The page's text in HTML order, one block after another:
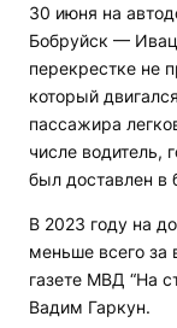
30 июня на
Бобруйск —
перекрестке не
который
пассажира
числе водитель,
был доставлен в
В 2023 году на
меньше всего за
газете МВД “На
Вадим Гаркун.